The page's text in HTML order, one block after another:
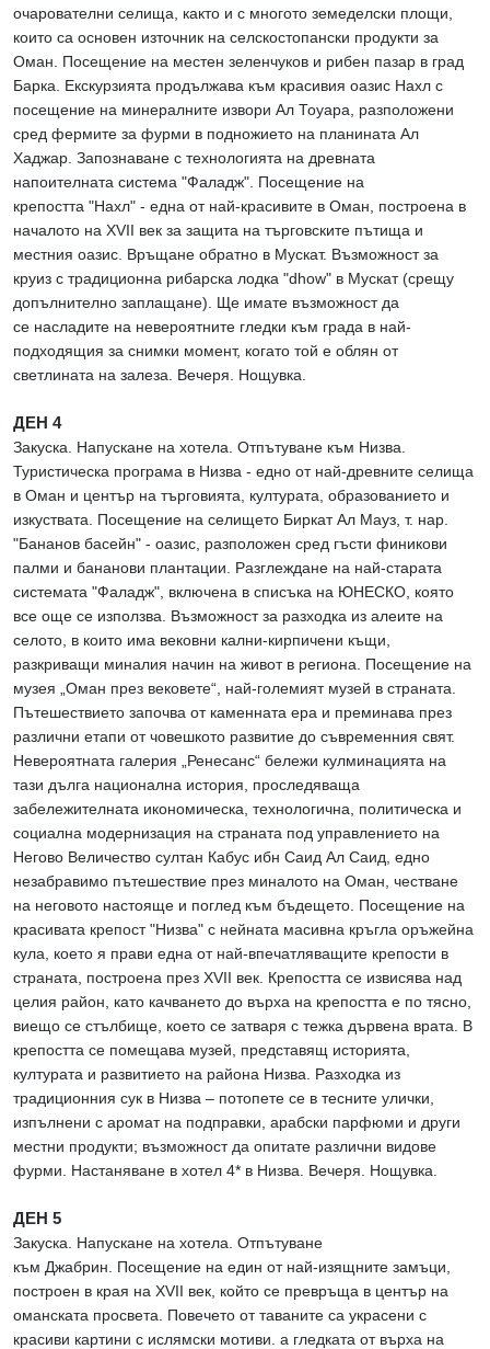
очарователни селища, както и с многото земеделски площи,
които са основен източник на селскостопански продукти за
Оман. Посещение на местен зеленчуков и рибен пазар в град
Барка. Екскурзията продължава към красивия оазис Нахл с
посещение на минералните извори Ал Тоуара, разположени
сред фермите за фурми в подножието на планината Ал
Хаджар. Запознаване с технологията на древната
напоителната система "Фаладж". Посещение на
крепостта "Нахл" - една от най-красивите в Оман, построена в
началото на XVII век за защита на търговските пътища и
местния оазис. Връщане обратно в Мускат. Възможност за
круиз с традиционна рибарска лодка "dhow" в Мускат (срещу
допълнително заплащане). Ще имате възможност да
се насладите на невероятните гледки към града в най-
подходящия за снимки момент, когато той е облян от
светлината на залеза. Вечеря. Нощувка.
ДЕН 4
Закуска. Напускане на хотела. Отпътуване към Низва.
Туристическа програма в Низва - едно от най-древните селища
в Оман и център на търговията, културата, образованието и
изкуствата. Посещение на селището Биркат Ал Мауз, т. нар.
"Бананов басейн" - оазис, разположен сред гъсти финикови
палми и бананови плантации. Разглеждане на най-старата
системата "Фаладж", включена в списъка на ЮНЕСКО, която
все още се използва. Възможност за разходка из алеите на
селото, в които има вековни кални-кирпичени къщи,
разкриващи миналия начин на живот в региона. Посещение на
музея „Оман през вековете“, най-големият музей в страната.
Пътешествието започва от каменната ера и преминава през
различни етапи от човешкото развитие до съвременния свят.
Невероятната галерия „Ренесанс“ бележи кулминацията на
тази дълга национална история, проследяваща
забележителната икономическа, технологична, политическа и
социална модернизация на страната под управлението на
Негово Величество султан Кабус ибн Саид Aл Саид, едно
незабравимо пътешествие през миналото на Оман, честване
на неговото настояще и поглед към бъдещето. Посещение на
красивата крепост "Низва" с нейната масивна кръгла оръжейна
кула, което я прави една от най-впечатляващите крепости в
страната, построена през XVII век. Крепостта се извисява над
целия район, като качването до върха на крепостта е по тяснo,
виещо се стълбище, което се затваря с тежка дървена врата. В
крепостта се помещава музей, представящ историята,
културата и развитието на района Низва. Разходка из
традиционния сук в Низва – потопете се в тесните улички,
изпълнени с аромат на подправки, арабски парфюми и други
местни продукти; възможност да опитате различни видове
фурми. Настаняване в хотел 4* в Низва. Вечеря. Нощувка.
ДЕН 5
Закуска. Напускане на хотела. Отпътуване
към Джабрин. Посещение на един от най-изящните замъци,
построен в края на XVII век, който се превръща в център на
оманската просвета. Повечето от таваните са украсени с
красиви картини с ислямски мотиви. а гледката от върха на